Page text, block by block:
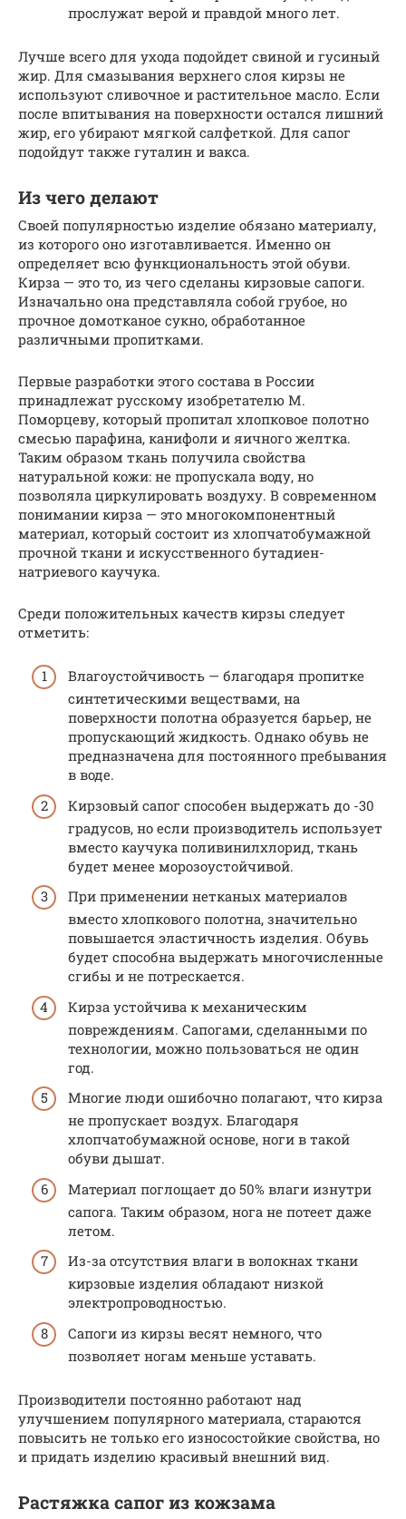
прослужат верой и правдой много лет.
Лучше всего для ухода подойдет свиной и гусиный
жир. Для смазывания верхнего слоя кирзы не
используют сливочное и растительное масло. Если
после впитывания на поверхности остался лишний
жир, его убирают мягкой салфеткой. Для сапог
подойдут также гуталин и вакса.
Из чего делают
Своей популярностью изделие обязано материалу,
из которого оно изготавливается. Именно он
определяет всю функциональность этой обуви.
Кирза — это то, из чего сделаны кирзовые сапоги.
Изначально она представляла собой грубое, но
прочное домотканое сукно, обработанное
различными пропитками.
Первые разработки этого состава в России
принадлежат русскому изобретателю М.
Поморцеву, который пропитал хлопковое полотно
смесью парафина, канифоли и яичного желтка.
Таким образом ткань получила свойства
натуральной кожи: не пропускала воду, но
позволяла циркулировать воздуху. В современном
понимании кирза — это многокомпонентный
материал, который состоит из хлопчатобумажной
прочной ткани и искусственного бутадиен-
натриевого каучука.
Среди положительных качеств кирзы следует
отметить:
Влагоустойчивость — благодаря пропитке
синтетическими веществами, на
поверхности полотна образуется барьер, не
пропускающий жидкость. Однако обувь не
предназначена для постоянного пребывания
в воде.
Кирзовый сапог способен выдержать до -30
градусов, но если производитель использует
вместо каучука поливинилхлорид, ткань
будет менее морозоустойчивой.
При применении нетканых материалов
вместо хлопкового полотна, значительно
повышается эластичность изделия. Обувь
будет способна выдержать многочисленные
сгибы и не потрескается.
Кирза устойчива к механическим
повреждениям. Сапогами, сделанными по
технологии, можно пользоваться не один
год.
Многие люди ошибочно полагают, что кирза
не пропускает воздух. Благодаря
хлопчатобумажной основе, ноги в такой
обуви дышат.
Материал поглощает до 50% влаги изнутри
сапога. Таким образом, нога не потеет даже
летом.
Из-за отсутствия влаги в волокнах ткани
кирзовые изделия обладают низкой
электропроводностью.
Сапоги из кирзы весят немного, что
позволяет ногам меньше уставать.
Производители постоянно работают над
улучшением популярного материала, стараются
повысить не только его износостойкие свойства, но
и придать изделию красивый внешний вид.
Растяжка сапог из кожзама